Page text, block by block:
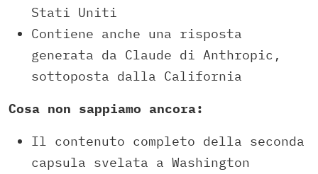
Stati Uniti
Contiene anche una risposta
generata da Claude di Anthropic,
sottoposta dalla California
Cosa non sappiamo ancora:
Il contenuto completo della seconda
capsula svelata a Washington